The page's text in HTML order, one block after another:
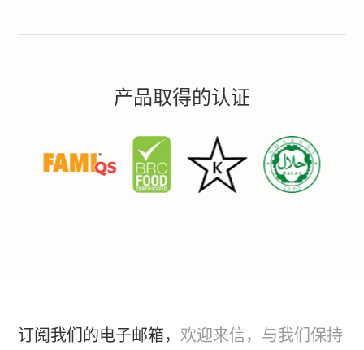
产品取得的认证
订阅我们的电子邮箱， 欢迎来信，与我们保持